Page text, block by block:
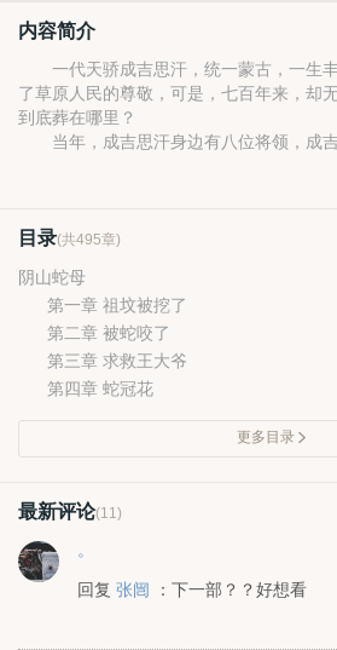
内容简介
一代天骄成吉思汗，统一蒙古，一生丰
了草原人民的尊敬，可是，七百年来，却
到底葬在哪里？
当年，成吉思汗身边有八位将领，成吉
秘的组织。自此，草原上的安宁被打破了。
时，也一点点解开了成吉思汗陵墓的秘密。
目录(共495章)
阴山蛇母
第一章 祖坟被挖了
第二章 被蛇咬了
第三章 求救王大爷
第四章 蛇冠花
更多目录
最新评论(11)
。
回复 张闿 ：下一部？？好想看